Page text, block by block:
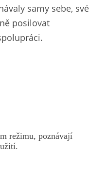
samy sebe, své
posilovat
režimu, poznávají